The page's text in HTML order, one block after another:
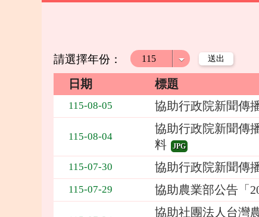
請選擇年份：
年度
表，
依
日期 標題
115-08-05 協助行政院新聞傳
115-08-04
協助行政院新聞傳
料
JPG
115-07-30 協助行政院新聞傳
115-07-29 協助農業部公告「
協助社團法人台灣